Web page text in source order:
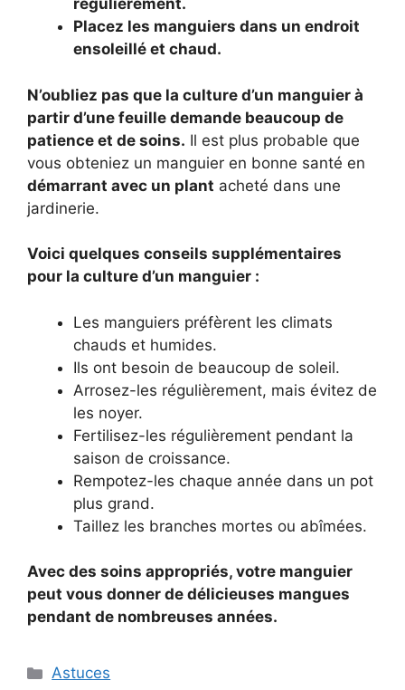
régulièrement.
Placez les manguiers dans un endroit
ensoleillé et chaud.
N’oubliez pas que la culture d’un manguier à
partir d’une feuille demande beaucoup de
patience et de soins. Il est plus probable que
vous obteniez un manguier en bonne santé en
démarrant avec un plant acheté dans une
jardinerie.
Voici quelques conseils supplémentaires
pour la culture d’un manguier :
Les manguiers préfèrent les climats
chauds et humides.
Ils ont besoin de beaucoup de soleil.
Arrosez-les régulièrement, mais évitez de
les noyer.
Fertilisez-les régulièrement pendant la
saison de croissance.
Rempotez-les chaque année dans un pot
plus grand.
Taillez les branches mortes ou abîmées.
Avec des soins appropriés, votre manguier
peut vous donner de délicieuses mangues
pendant de nombreuses années.
Categories
Astuces